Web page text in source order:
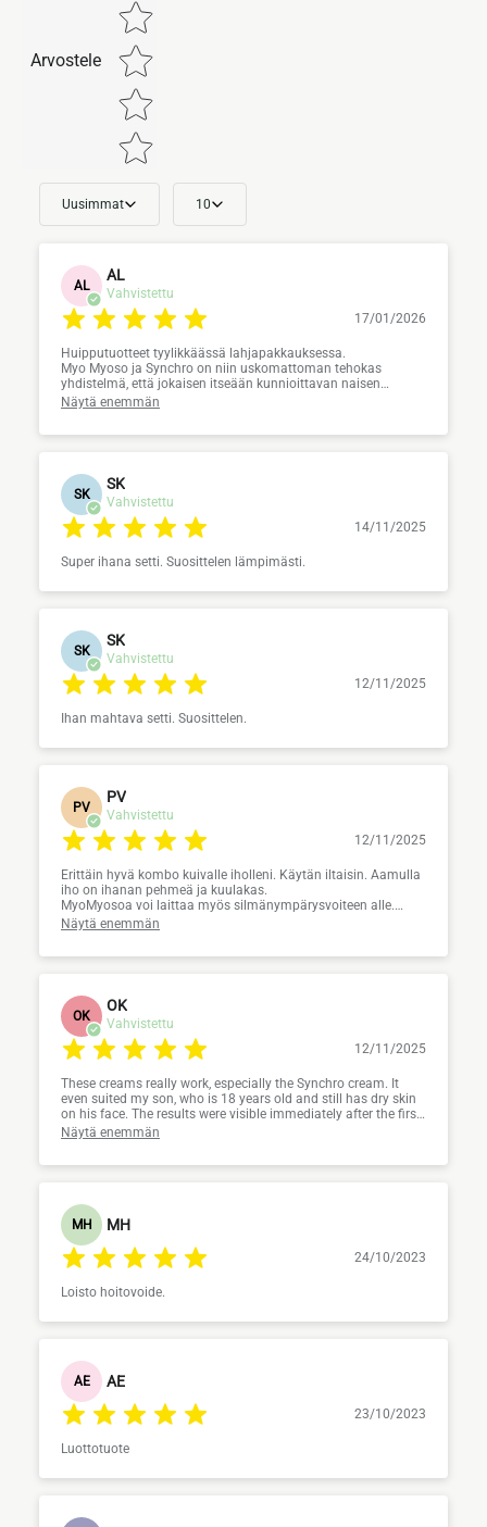
Arvostele
Uusimmat 10
AL
AL
Vahvistettu
17/01/2026
Huipputuotteet tyylikkäässä lahjapakkauksessa.
Myo Myoso ja Synchro on niin uskomattoman tehokas
yhdistelmä, että jokaisen itseään kunnioittavan naisen
kannattaisi ne itselleen hankkia.
Vanhenemista ja sen lieveilmiöinä ilmestyviä ryppyjä ei voi
Täyden kympin yhdistelmä.
Lisäksi Vito Beautyn toimitus on valonnopeaa ja lähetyksissä
on aina ihania näytteitä. Juurikin näytepussin ansiosta
tutustuin Myo Myosoon.
Kiitos Vito Beauty ja Gernétic.
Näytä enemmän
SK
SK
Vahvistettu
14/11/2025
Super ihana setti. Suosittelen lämpimästi.
SK
SK
Vahvistettu
12/11/2025
Ihan mahtava setti. Suosittelen.
PV
PV
Vahvistettu
12/11/2025
Erittäin hyvä kombo kuivalle iholleni. Käytän iltaisin. Aamulla
iho on ihanan pehmeä ja kuulakas.
MyoMyosoa voi laittaa myös silmänympärysvoiteen alle.
Liioittelematta voi sanoa, että voide on loistava:)
Näytä enemmän
OK
OK
Vahvistettu
12/11/2025
These creams really work, especially the Synchro cream. It
even suited my son, who is 18 years old and still has dry skin
on his face. The results were visible immediately after the first
use.
Näytä enemmän
MH MH
24/10/2023
Loisto hoitovoide.
AE AE
23/10/2023
Luottotuote